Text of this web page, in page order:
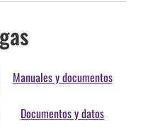
Manuales y documentos
Documentos y datos